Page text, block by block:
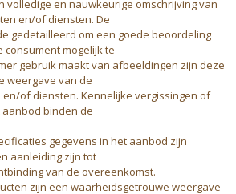
volledige en nauwkeurige omschrijving van
en/of diensten. De
gedetailleerd om een goede beoordeling
mogelijk te
gebruik maakt van afbeeldingen zijn deze
weergave van de
of diensten. Kennelijke vergissingen of
binden de
gegevens in het aanbod zijn
aanleiding zijn tot
van de overeenkomst.
zijn een waarheidsgetrouwe weergave